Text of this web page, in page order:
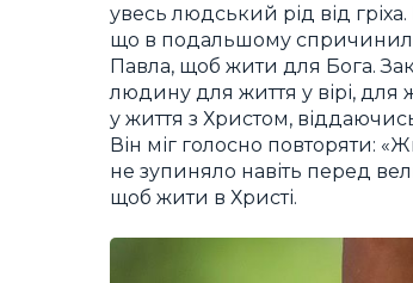
увесь людський рід від
що в подальшому
Павла, щоб жити для Бога.
людину для життя у вірі, для
у життя з Христом,
Він міг голосно повторяти:
не зупиняло навіть перед
щоб жити в Христі.